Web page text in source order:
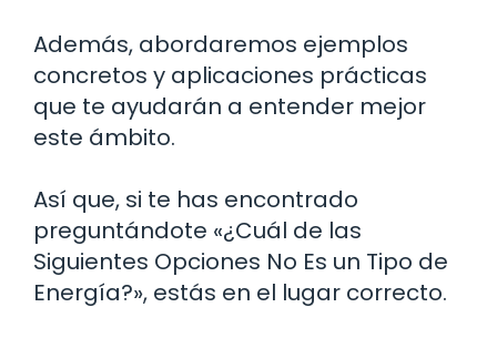
Además, abordaremos ejemplos
concretos y aplicaciones prácticas
que te ayudarán a entender mejor
este ámbito.
Así que, si te has encontrado
preguntándote «¿Cuál de las
Siguientes Opciones No Es un Tipo de
Energía?», estás en el lugar correcto.